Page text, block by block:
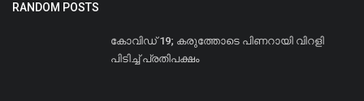
RANDOM POSTS
കോവിഡ് 19; കരുത്തോടെ പിണറായി വിറളി
പിടിച്ച് പ്രതിപക്ഷം